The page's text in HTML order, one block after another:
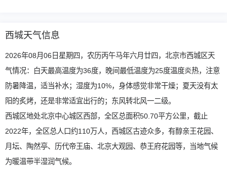
西城天气信息
2026年08月06日星期四，农历丙午马年六月廿四，北京市西城区天
气情况：白天最高温度为36度，晚间最低温度为25度温度炎热，注意
防暑降温，适当补水；湿度为10%，身体感觉非常干燥；夏天没有太
阳的炙烤，还是非常适宜出行的；东风转北风一二级。
西城区地处北京中心城区西部，全区总面积50.70平方公里，截止
2022年，全区总人口约110万人，西城区古迹众多，有醇亲王花园、
月坛、陶然亭、历代帝王庙、北京大观园、恭王府花园等，当地气候
为暖温带半湿润气候。